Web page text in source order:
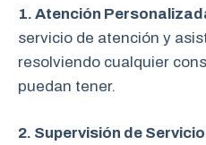
1. Atención
servicio de atención y
resolviendo cualquier
puedan tener.
2. Supervisión de